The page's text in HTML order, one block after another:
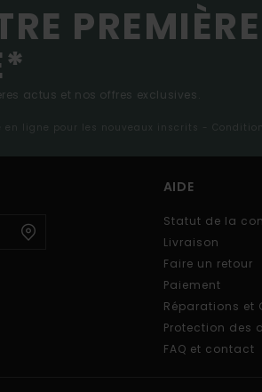
PREMIÈRE
actus et nos offres exclusives.
en ligne pour les nouveaux inscrits -
AIDE
Statut de la
Livraison
Faire un retour
Paiement
Réparations et
Protection des
FAQ et contact